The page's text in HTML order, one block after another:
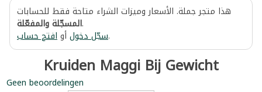
هذا متجر جملة. الأسعار وميزات الشراء متاحة فقط للحسابات
المسجّلة والمفعّلة.
سجّل دخولأوافتح حساب .
Kruiden Maggi Bij Gewicht
Geen beoordelingen